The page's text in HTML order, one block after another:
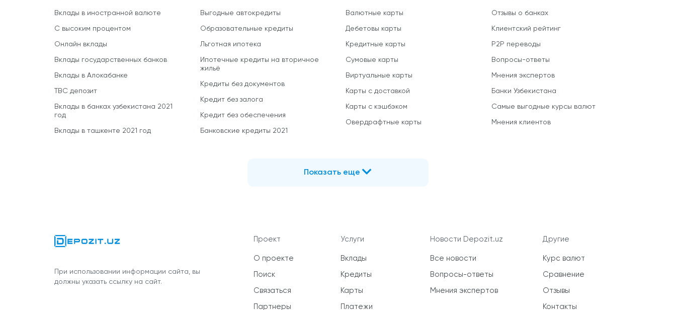
Вклады в иностранной валюте
С высоким процентом
Онлайн вклады
Вклады государственных банков
Вклады в Алокабанке
TBC депозит
Вклады в банках узбекистана 2021
год
Вклады в ташкенте 2021 год
Выгодные автокредиты
Образовательные кредиты
Льготная ипотека
Ипотечные кредиты на вторичное
жильё
Кредиты без документов
Кредит без залога
Кредит без обеспечения
Банковские кредиты 2021
Валютные карты
Дебетовы карты
Кредитные карты
Сумовые карты
Виртуальные карты
Карты с доставкой
Карты с кэшбэком
Овердрафтные карты
Отзывы о банках
Клиентский рейтинг
P2P переводы
Вопросы-ответы
Мнения экспертов
Банки Узбекистана
Самые выгодные курсы валют
Мнения клиентов
Показать еще
При использовании информации сайта, вы
должны указать ссылку на сайт.
Проект
О проекте
Поиск
Связаться
Партнеры
Услуги
Вклады
Кредиты
Карты
Платежи
Новости Depozit.uz
Все новости
Вопросы-ответы
Мнения экспертов
Другие
Курс валют
Сравнение
Отзывы
Контакты